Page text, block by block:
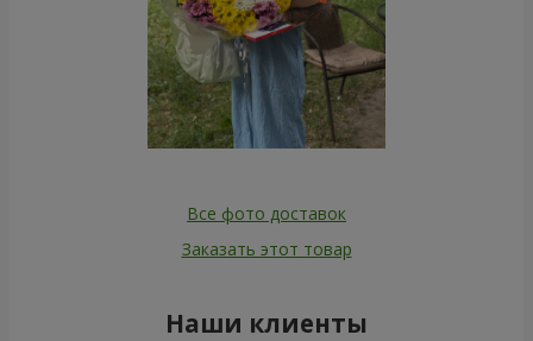
Все фото доставок
Заказать этот товар
Наши клиенты